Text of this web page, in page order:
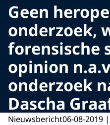
Geen
onderzoek,
forensische
opinion
onderzoek
Dascha
Nieuwsbericht06-08-2019